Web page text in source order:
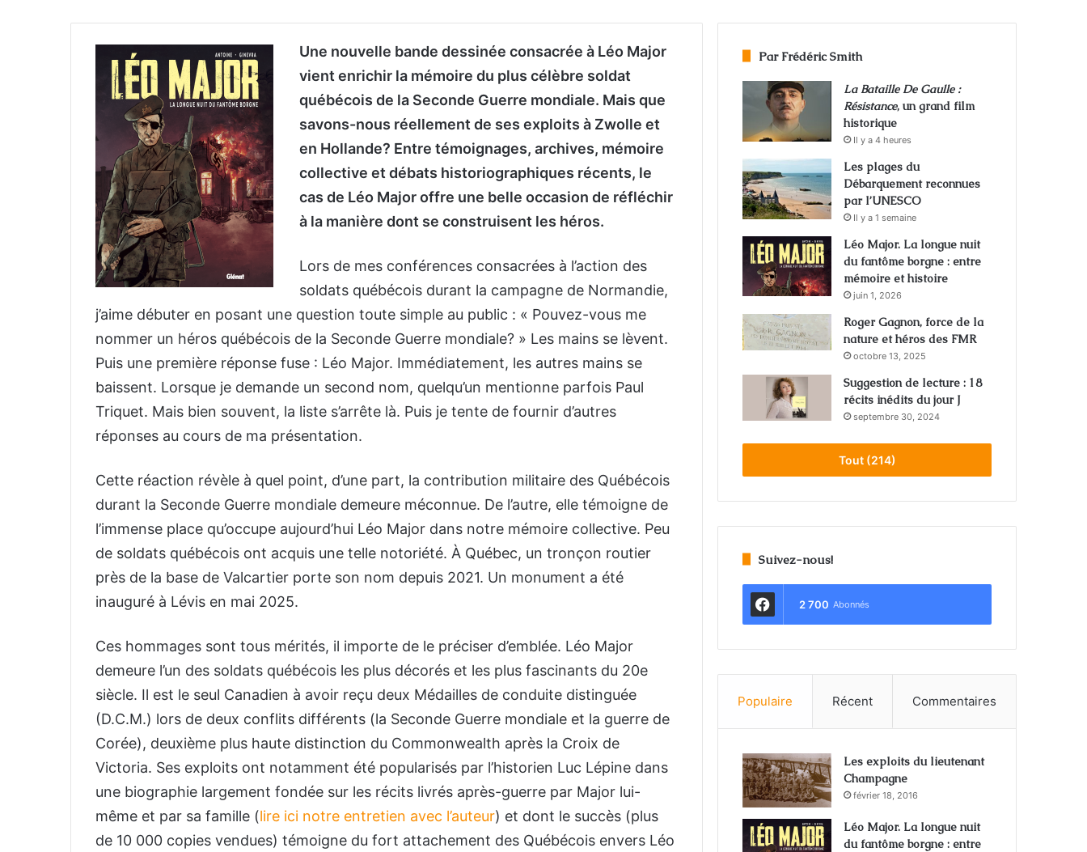
Une nouvelle bande dessinée consacrée à Léo Major
vient enrichir la mémoire du plus célèbre soldat
québécois de la Seconde Guerre mondiale. Mais que
savons-nous réellement de ses exploits à Zwolle et
en Hollande? Entre témoignages, archives, mémoire
collective et débats historiographiques récents, le
cas de Léo Major offre une belle occasion de réfléchir
à la manière dont se construisent les héros.
Lors de mes conférences consacrées à l’action des
soldats québécois durant la campagne de Normandie,
j’aime débuter en posant une question toute simple au public : « Pouvez-vous me
nommer un héros québécois de la Seconde Guerre mondiale? » Les mains se lèvent.
Puis une première réponse fuse : Léo Major. Immédiatement, les autres mains se
baissent. Lorsque je demande un second nom, quelqu’un mentionne parfois Paul
Triquet. Mais bien souvent, la liste s’arrête là. Puis je tente de fournir d’autres
réponses au cours de ma présentation.
Cette réaction révèle à quel point, d’une part, la contribution militaire des Québécois
durant la Seconde Guerre mondiale demeure méconnue. De l’autre, elle témoigne de
l’immense place qu’occupe aujourd’hui Léo Major dans notre mémoire collective. Peu
de soldats québécois ont acquis une telle notoriété. À Québec, un tronçon routier
près de la base de Valcartier porte son nom depuis 2021. Un monument a été
inauguré à Lévis en mai 2025.
Ces hommages sont tous mérités, il importe de le préciser d’emblée. Léo Major
demeure l’un des soldats québécois les plus décorés et les plus fascinants du 20e
siècle. Il est le seul Canadien à avoir reçu deux Médailles de conduite distinguée
(D.C.M.) lors de deux conflits différents (la Seconde Guerre mondiale et la guerre de
Corée), deuxième plus haute distinction du Commonwealth après la Croix de
Victoria. Ses exploits ont notamment été popularisés par l’historien Luc Lépine dans
une biographie largement fondée sur les récits livrés après-guerre par Major lui-
même et par sa famille (lire ici notre entretien avec l’auteur) et dont le succès (plus
de 10 000 copies vendues) témoigne du fort attachement des Québécois envers Léo
Par Frédéric Smith
La Bataille De Gaulle :
Résistance, un grand film
historique
Il y a 4 heures
Les plages du
Débarquement reconnues
par l’UNESCO
Il y a 1 semaine
Léo Major. La longue nuit
du fantôme borgne : entre
mémoire et histoire
juin 1, 2026
Roger Gagnon, force de la
nature et héros des FMR
octobre 13, 2025
Suggestion de lecture : 18
récits inédits du jour J
septembre 30, 2024
Tout (214)
Suivez-nous!
2 700 Abonnés
Populaire Récent Commentaires
Les exploits du lieutenant
Champagne
février 18, 2016
Léo Major. La longue nuit
du fantôme borgne : entre